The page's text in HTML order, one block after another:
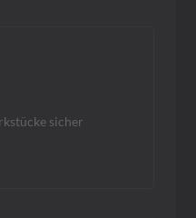
sicher